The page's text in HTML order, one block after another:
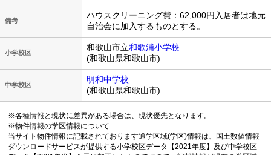
備考
ハウスクリーニング費：62,000円入居者は地元
自治会に加入するものとする。
小学校区
和歌山市立和歌浦小学校
(和歌山県和歌山市)
中学校区
明和中学校
(和歌山県和歌山市)
※各種情報と現状に差異がある場合は、現状優先となります。
※物件情報の学区情報について
当サイト物件情報に記載されております通学区域(学区)情報は、国土数値情報
ダウンロードサービスが提供する小学校区データ【2021年度】及び中学校区